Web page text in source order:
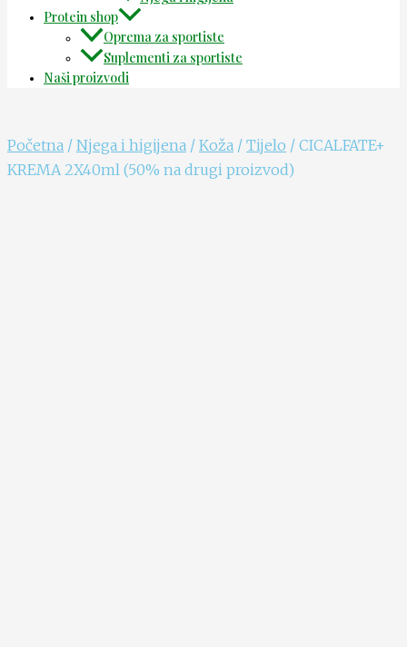
Protein shop
Oprema za sportiste
Suplementi za sportiste
Naši proizvodi
Početna / Njega i higijena / Koža / Tijelo / CICALFATE+
KREMA 2X40ml (50% na drugi proizvod)